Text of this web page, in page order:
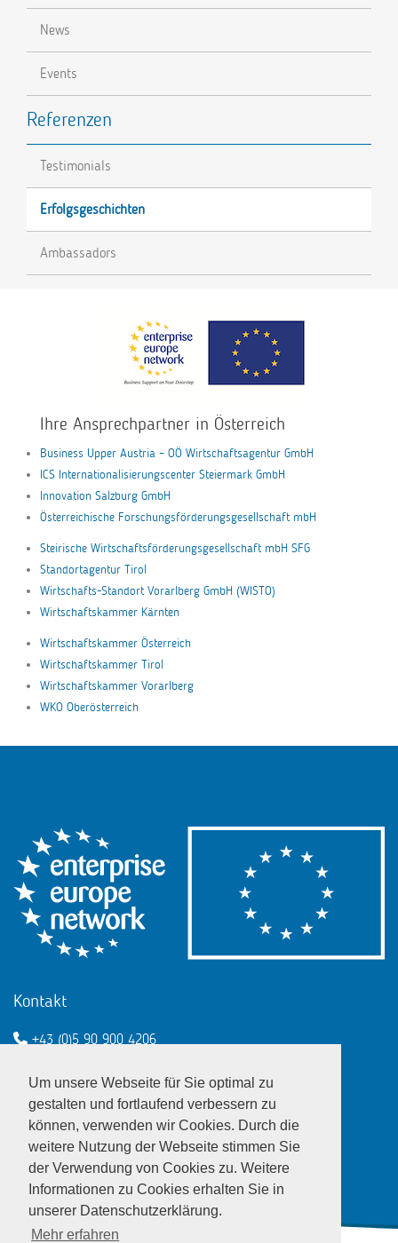
Um unsere Webseite für Sie optimal zu
gestalten und fortlaufend verbessern zu
können, verwenden wir Cookies. Durch die
weitere Nutzung der Webseite stimmen Sie
der Verwendung von Cookies zu. Weitere
Informationen zu Cookies erhalten Sie in
unserer Datenschutzerklärung.
Mehr erfahren
News
Events
Referenzen
Testimonials
Erfolgsgeschichten
Ambassadors
Ihre Ansprechpartner in Österreich
Business Upper Austria – OÖ Wirtschaftsagentur GmbH
ICS Internationalisierungscenter Steiermark GmbH
Innovation Salzburg GmbH
Österreichische Forschungsförderungsgesellschaft mbH
Steirische Wirtschaftsförderungsgesellschaft mbH SFG
Standortagentur Tirol
Wirtschafts-Standort Vorarlberg GmbH (WISTO)
Wirtschaftskammer Kärnten
Wirtschaftskammer Österreich
Wirtschaftskammer Tirol
Wirtschaftskammer Vorarlberg
WKO Oberösterreich
Kontakt
+43 (0)5 90 900 4206
Enterprise Europe Network - EU
LinkedInTwitterYoutubeFacebook